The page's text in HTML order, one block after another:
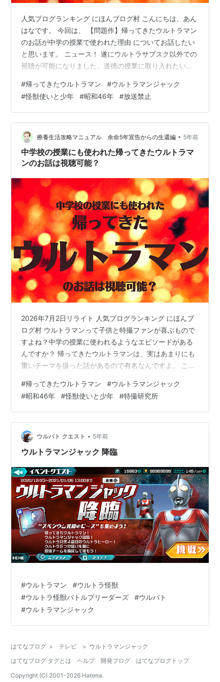
人気ブログランキング にほんブログ村 こんにちは、あん
はなです。 今回は、 【問題作】帰ってきたウルトラマン
のお話が中学の授業で使われた理由 についてお話したい
と思います。 ニュース！ 遂にウルトラサブスク以外での
視聴が可能になりました。道徳の授業に取り入れたいな
で救いようのないお話とわかりましたが、こんな話が授
業で使われたんですか？ それが授業で採用されたんです
よ。何が採用されたのかについて今回はお話しますね。
こんな事がわかります 帰ってきたウルトラマン33話は視
聴可能か？ 帰ってきたウルトラマン第33話で描かれてる
テーマ 帰ってきたウル…
#帰ってきたウルトラマン #ウルトラマンジャック
#怪獣使いと少年 #昭和46年 #放送禁止
療養生活攻略マニュアル 余命5年宣告からの生還編 • 5年前
中学校の授業にも使われた帰ってきたウルトラマ
ンのお話は視聴可能？
2026年7月2日リライト 人気ブログランキング にほんブ
ログ村 ウルトラマンって子供と特撮ファンが喜ぶもので
すよね？中学の授業に使われるようなエピソードがある
んですか？ 帰ってきたウルトラマンは、実はあまりにも
重いテーマを扱った話があるので有名なんですよ。 こん
マンのお話とは？ 問題作と言われる帰ってきたウルトラ
マンのお話のあらすじは？ 中学校の授業にも使われたウ
ルトラマンのお話は視聴可能なのか？ この記事を書いて
る人 帰ってきたウルトラマンとは？ 帰ってきたウルトラ
マンは、 ウルトラマンやウルトラセブンが 再放送される
事によって 怪獣ブー…
#帰ってきたウルトラマン #ウルトラマンジャック
#昭和46年 #怪獣使いと少年 #特撮研究所
ウルバト クエスト • 5年前
ウルトラマンジャック 降臨
#ウルトラマン #ウルトラ怪獣
#ウルトラ怪獣バトルブリーダーズ #ウルバト
#ウルトラマンジャック
はてなブログ > テレビ > ウルトラマンジャック
はてなブログ タグとは
ヘルプ 開発ブログ
はてなブログトップ
Copyright (C) 2001-2026 Hatena.